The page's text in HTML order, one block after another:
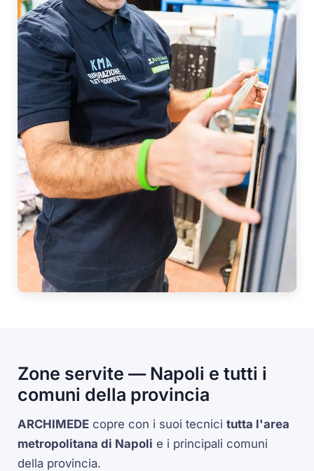
Zone servite — Napoli e tutti i
comuni della provincia
ARCHIMEDE copre con i suoi tecnicitutta l'area
metropolitana di Napoli e i principali comuni
della provincia.